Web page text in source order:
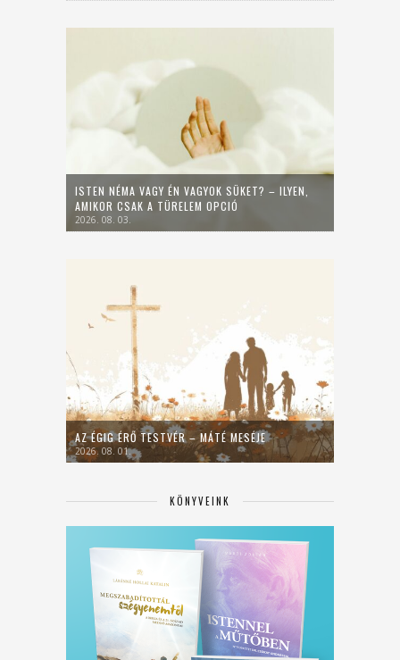
ISTEN NÉMA VAGY ÉN VAGYOK SÜKET? – ILYEN,
AMIKOR CSAK A TÜRELEM OPCIÓ
2026. 08. 03.
AZ ÉGIG ÉRŐ TESTVÉR – MÁTÉ MESÉJE
2026. 08. 01.
KÖNYVEINK